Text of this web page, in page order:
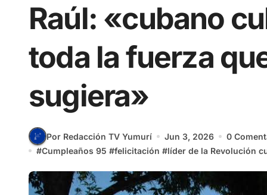
Raúl: «cubano
toda la fuerza
sugiera»
Por Redacción TV Yumurí Jun 3, 2026
0
#Cumpleaños 95 #felicitación #líder de la Revolución